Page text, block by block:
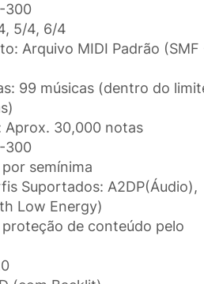
300
5/4, 6/4
Arquivo MIDI Padrão (SMF
99 músicas (dentro do
Aprox. 30,000 notas
300
semínima
Suportados: A2DP(Áudio),
Low Energy)
de conteúdo pelo